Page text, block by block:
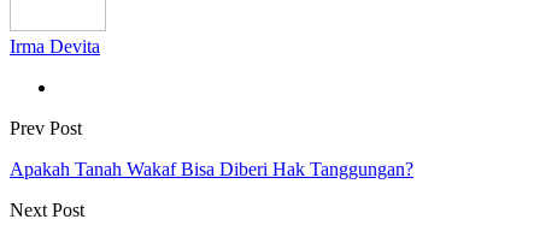
Irma Devita
Prev Post
Apakah Tanah Wakaf Bisa Diberi Hak Tanggungan?
Next Post